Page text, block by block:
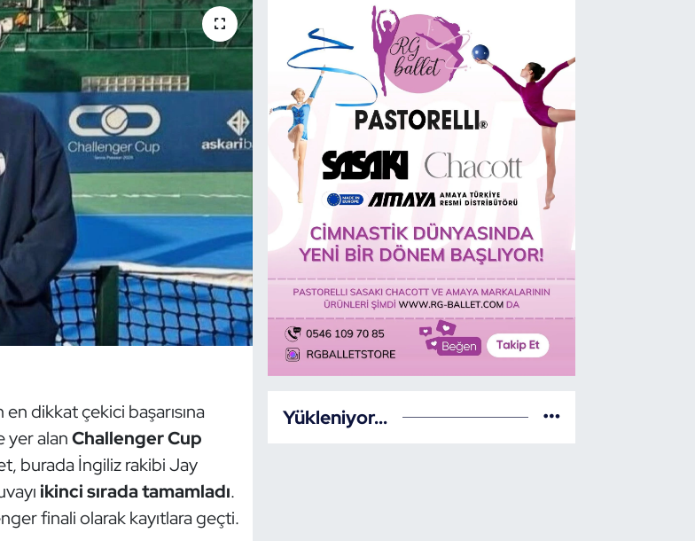
dikkat çekici başarısına
yer alanChallenger Cup
burada İngiliz rakibi Jay
ikinci sırada tamamladı.
finali olarak kayıtlara geçti.
Yükleniyor...